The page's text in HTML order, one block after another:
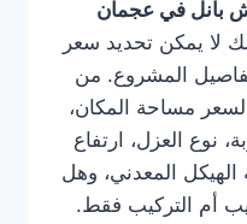
بانل في عجمان
لا يمكن تحديد سعر
المشروع. من
مساحة المكان،
نوع العزل، ارتفاع
الهيكل المعدني، وهل
أم التركيب فقط.